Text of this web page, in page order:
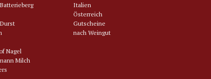
Nagel
Milch
Italien
Österreich
Gutscheine
nach Weingut